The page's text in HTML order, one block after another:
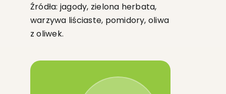
Źródła: jagody, zielona herbata,
warzywa liściaste, pomidory, oliwa
z oliwek.